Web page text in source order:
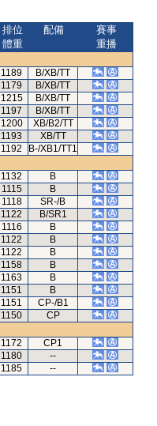
排位
體重
配備
賽事
重播
1189
B/XB/TT
1179
B/XB/TT
1215
B/XB/TT
1197
B/XB/TT
1200
XB/B2/TT
1193
XB/TT
1192
B-/XB1/TT1
1132
B
1115
B
1118
SR-/B
1122
B/SR1
1116
B
1122
B
1122
B
1158
B
1163
B
1151
B
1151
CP-/B1
1150
CP
1172
CP1
1180
--
1185 --